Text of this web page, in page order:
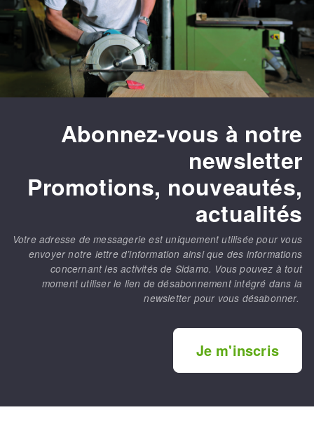
Abonnez-vous à notre
newsletter
Promotions, nouveautés,
actualités
Votre adresse de messagerie est uniquement utilisée pour vous
envoyer notre lettre d’information ainsi que des informations
concernant les activités de Sidamo. Vous pouvez à tout
moment utiliser le lien de désabonnement intégré dans la
newsletter pour vous désabonner.
Je m'inscris